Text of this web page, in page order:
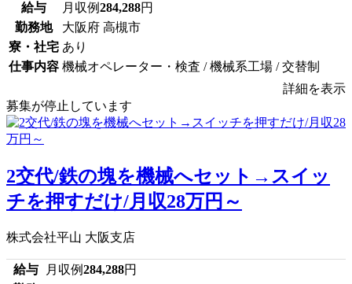
給与 月収例284,288円
勤務地
大阪府 高槻市
寮・社宅 あり
仕事内容 機械オペレーター・検査 / 機械系工場 / 交替制
詳細を表示
募集が停止しています
2交代/鉄の塊を機械へセット→スイッ
チを押すだけ/月収28万円～
株式会社平山 大阪支店
給与 月収例284,288円